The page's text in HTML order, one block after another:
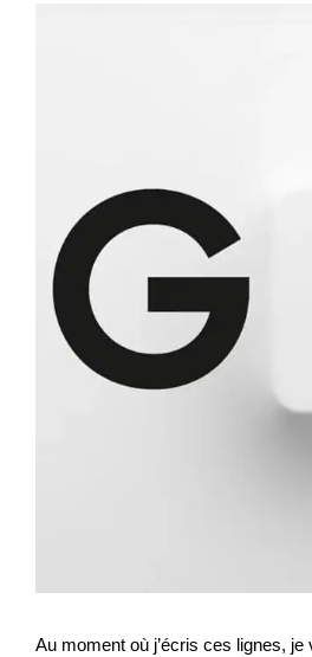
Au moment où j’écris ces lignes,